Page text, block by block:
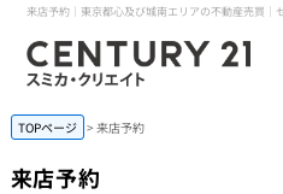
来店予約｜東京都心及び城南エリアの不動産売買｜
TOPページ 来店予約
来店予約